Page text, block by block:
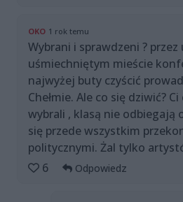
OKO 1 rok temu
Wybrani i sprawdzeni ?
uśmiechniętym mieście
najwyżej buty czyścić
Chełmie. Ale co się dziwić?
wybrali , klasą nie odbiegają
się przede wszystkim
politycznymi. Żal tylko
6
Odpowiedz